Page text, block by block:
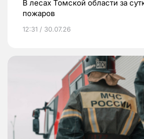
В лесах Томской области за
пожаров
12:31 / 30.07.26